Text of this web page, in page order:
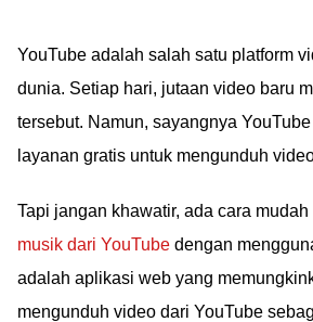
YouTube adalah salah satu platform
dunia. Setiap hari, jutaan video baru
tersebut. Namun, sayangnya
layanan gratis untuk mengunduh
Tapi jangan khawatir, ada cara mudah
musik dari YouTube dengan
adalah aplikasi web yang
mengunduh video dari YouTube